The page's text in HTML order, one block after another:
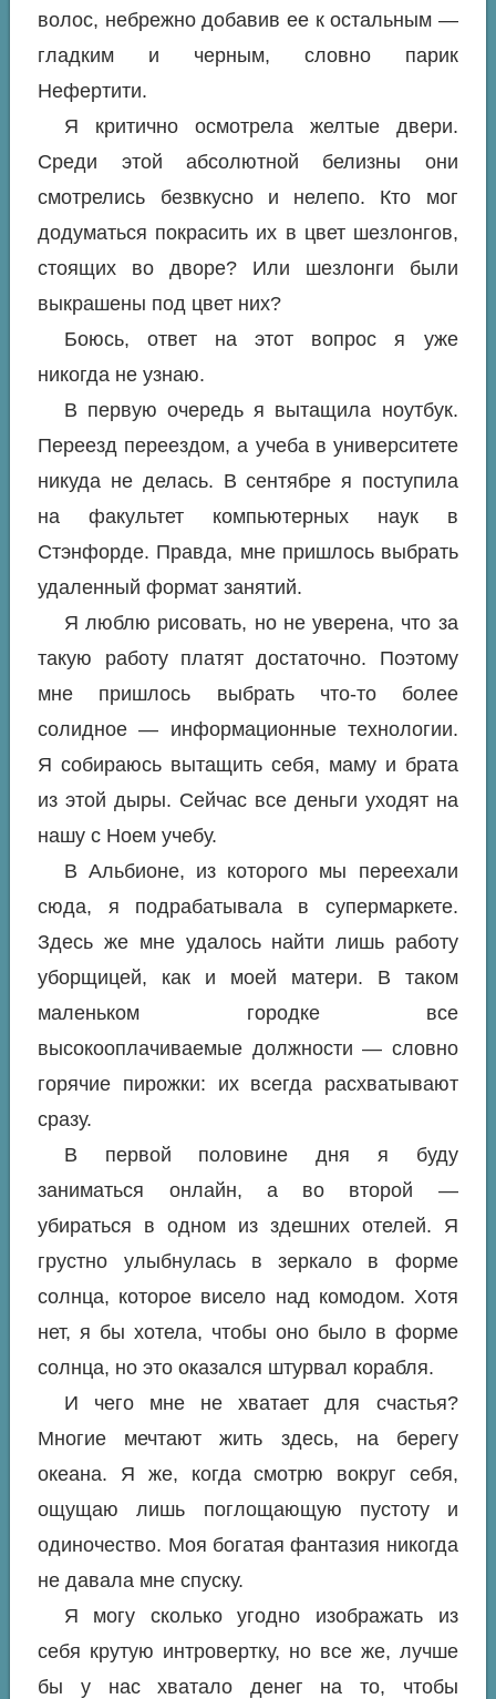
волос, небрежно добавив ее к остальным —
гладким и черным, словно парик
Нефертити.
Я критично осмотрела желтые двери.
Среди этой абсолютной белизны они
смотрелись безвкусно и нелепо. Кто мог
додуматься покрасить их в цвет шезлонгов,
стоящих во дворе? Или шезлонги были
выкрашены под цвет них?
Боюсь, ответ на этот вопрос я уже
никогда не узнаю.
В первую очередь я вытащила ноутбук.
Переезд переездом, а учеба в университете
никуда не делась. В сентябре я поступила
на факультет компьютерных наук в
Стэнфорде. Правда, мне пришлось выбрать
удаленный формат занятий.
Я люблю рисовать, но не уверена, что за
такую работу платят достаточно. Поэтому
мне пришлось выбрать что-то более
солидное — информационные технологии.
Я собираюсь вытащить себя, маму и брата
из этой дыры. Сейчас все деньги уходят на
нашу с Ноем учебу.
В Альбионе, из которого мы переехали
сюда, я подрабатывала в супермаркете.
Здесь же мне удалось найти лишь работу
уборщицей, как и моей матери. В таком
маленьком городке все
высокооплачиваемые должности — словно
горячие пирожки: их всегда расхватывают
сразу.
В первой половине дня я буду
заниматься онлайн, а во второй —
убираться в одном из здешних отелей. Я
грустно улыбнулась в зеркало в форме
солнца, которое висело над комодом. Хотя
нет, я бы хотела, чтобы оно было в форме
солнца, но это оказался штурвал корабля.
И чего мне не хватает для счастья?
Многие мечтают жить здесь, на берегу
океана. Я же, когда смотрю вокруг себя,
ощущаю лишь поглощающую пустоту и
одиночество. Моя богатая фантазия никогда
не давала мне спуску.
Я могу сколько угодно изображать из
себя крутую интровертку, но все же, лучше
бы у нас хватало денег на то, чтобы